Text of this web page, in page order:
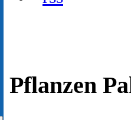
Pflanzen